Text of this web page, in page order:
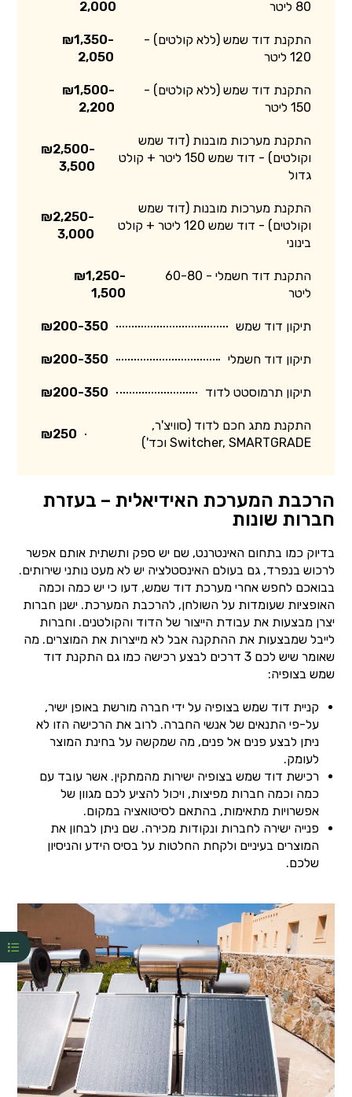
80 ליטר 2,000
התקנת דוד שמש (ללא קולטים) -
120 ליטר
₪1,350-
2,050
התקנת דוד שמש (ללא קולטים) -
150 ליטר
₪1,500-
2,200
התקנת מערכות מובנות (דוד שמש
וקולטים) - דוד שמש 150 ליטר + קולט
גדול
₪2,500-
3,500
התקנת מערכות מובנות (דוד שמש
וקולטים) - דוד שמש 120 ליטר + קולט
בינוני
₪2,250-
3,000
התקנת דוד חשמלי - 60-80
ליטר
₪1,250-
1,500
תיקון דוד שמש ₪200-350
תיקון דוד חשמלי ₪200-350
תיקון תרמוסטט לדוד ₪200-350
התקנת מתג חכם לדוד (סוויצ'ר,
Switcher, SMARTGRADE וכד')
₪250
הרכבת המערכת האידיאלית – בעזרת
חברות שונות
בדיוק כמו בתחום האינטרנט, שם יש ספק ותשתית אותם אפשר
לרכוש בנפרד, גם בעולם האינסטלציה יש לא מעט נותני שירותים.
בבואכם לחפש אחרי מערכת דוד שמש, דעו כי יש כמה וכמה
האופציות שעומדות על השולחן, להרכבת המערכת. ישנן חברות
יצרן מבצעות את עבודת הייצור של הדוד והקולטנים. וחברות
לייבל שמבצעות את ההתקנה אבל לא מייצרות את המוצרים. מה
שאומר שיש לכם 3 דרכים לבצע רכישה כמו גם התקנת דוד
שמש בצופיה:
קניית דוד שמש בצופיה על ידי חברה מורשת באופן ישיר,
על-פי התנאים של אנשי החברה. לרוב את הרכישה הזו לא
ניתן לבצע פנים אל פנים, מה שמקשה על בחינת המוצר
לעומק.
רכישת דוד שמש בצופיה ישירות מהמתקין. אשר עובד עם
כמה וכמה חברות מפיצות, ויכול להציע לכם מגוון של
אפשרויות מתאימות, בהתאם לסיטואציה במקום.
פנייה ישירה לחברות ונקודות מכירה. שם ניתן לבחון את
המוצרים בעיניים ולקחת החלטות על בסיס הידע והניסיון
שלכם.